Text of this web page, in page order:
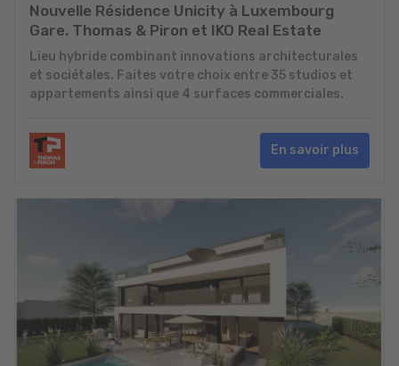
Nouvelle Résidence Unicity à Luxembourg
Gare. Thomas & Piron et IKO Real Estate
Lieu hybride combinant innovations architecturales
et sociétales. Faites votre choix entre 35 studios et
appartements ainsi que 4 surfaces commerciales.
En savoir plus